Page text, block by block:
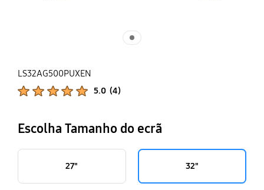
LS32AG500PUXEN
5.0 (4)
Escolha Tamanho do ecrã
27" 32"